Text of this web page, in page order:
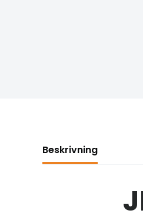
Beskrivning